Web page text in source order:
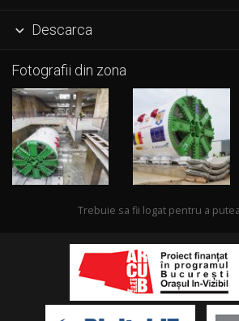
 Descarca
Fotografii din zona
Trebuie sa fii logat pentru a